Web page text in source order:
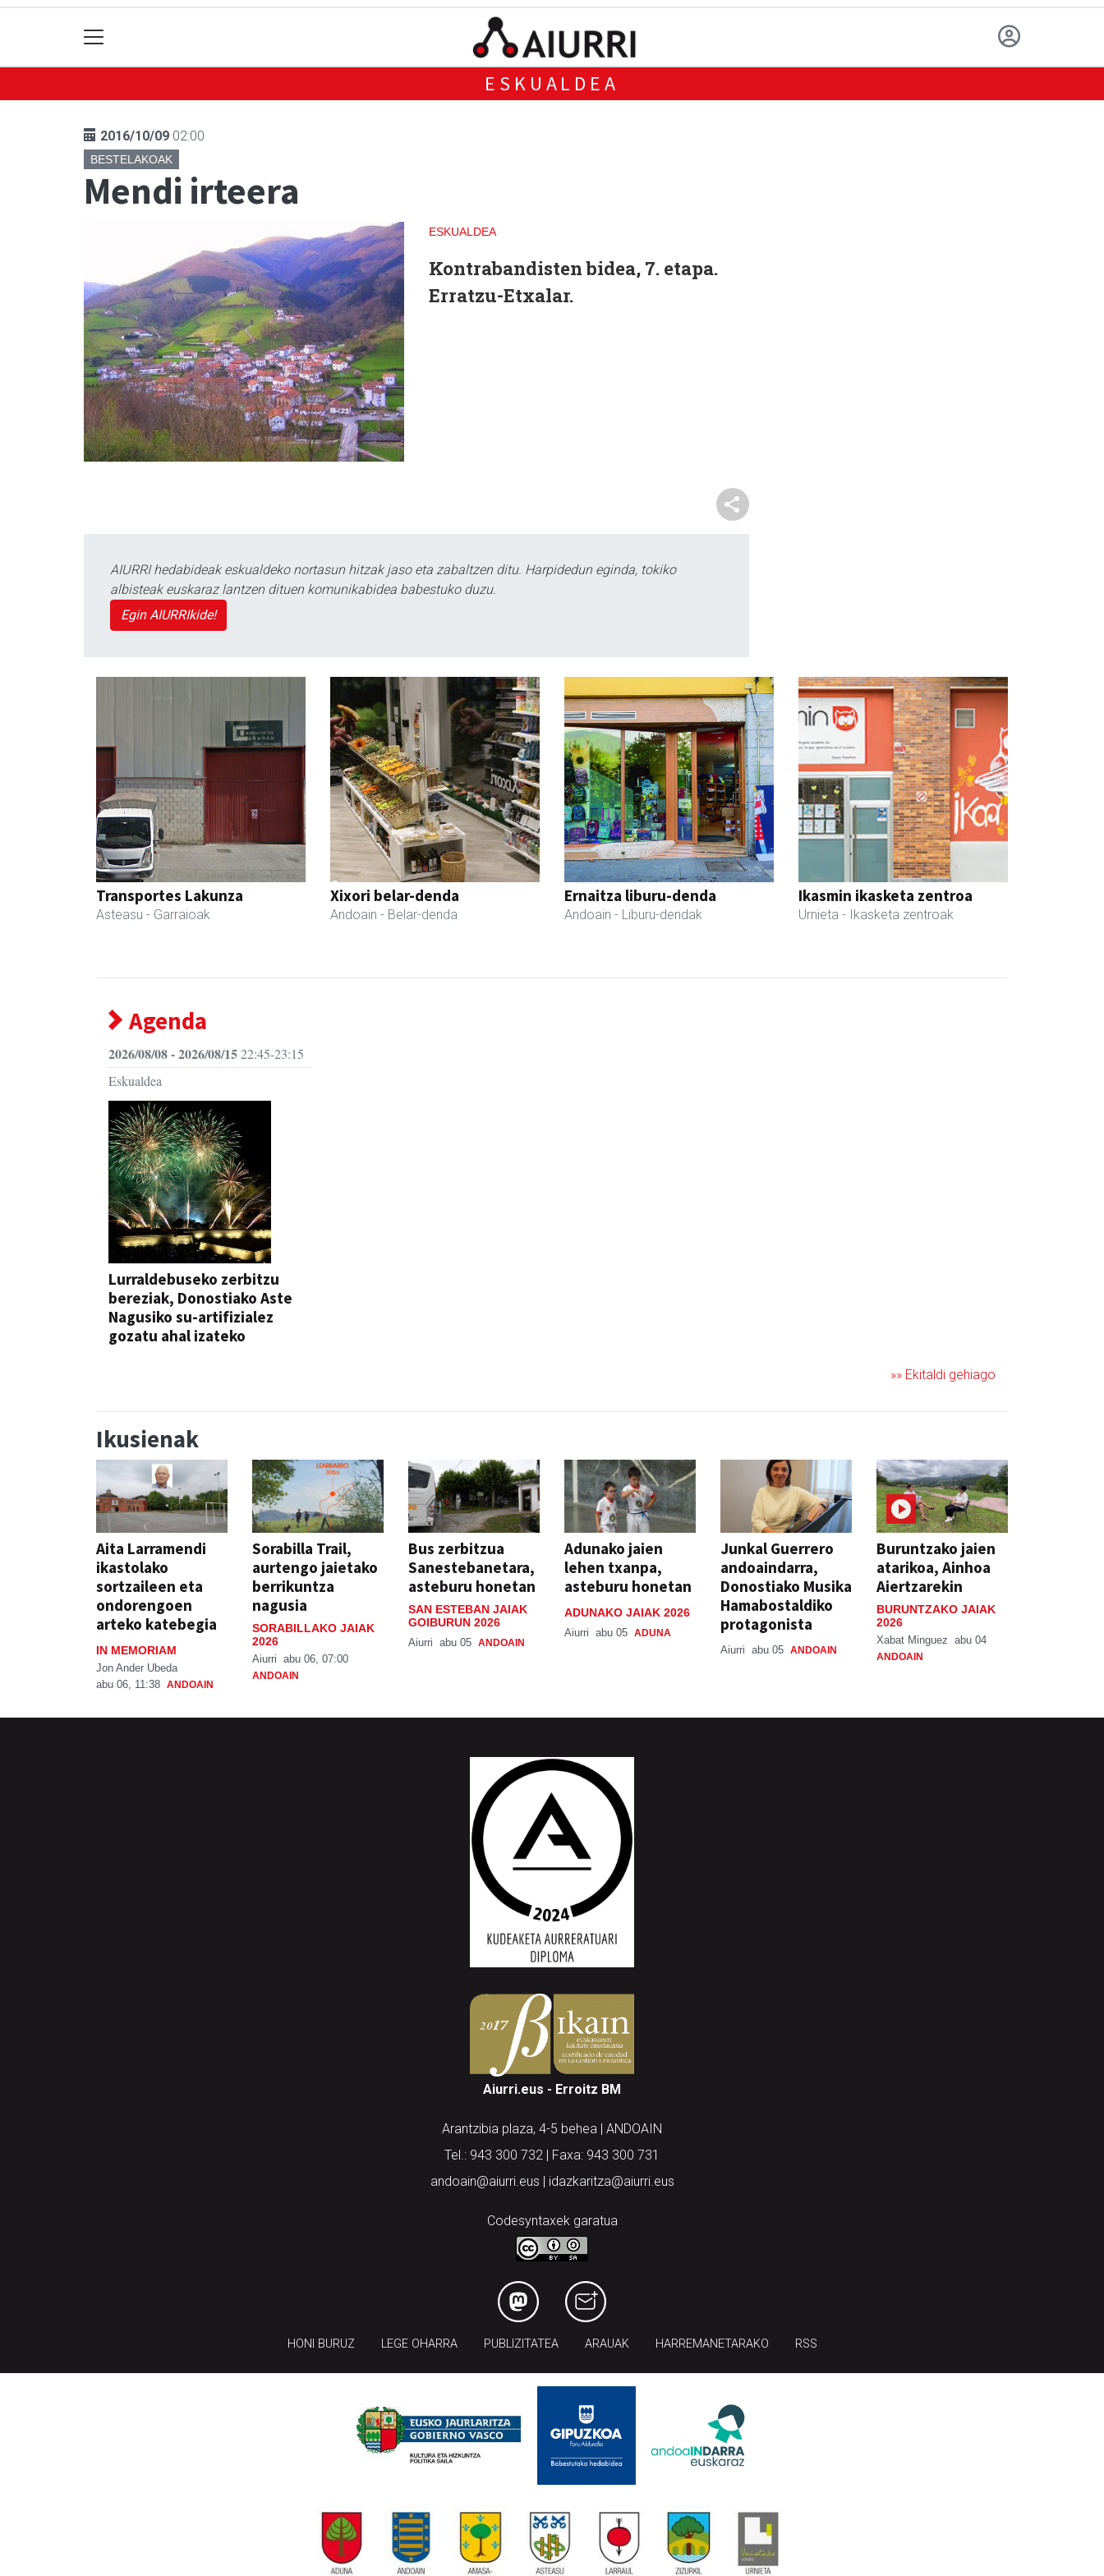
ESKUALDEA
2016/10/09 02:00
BESTELAKOAK
Mendi irteera
ESKUALDEA
Kontrabandisten bidea, 7. etapa.
Erratzu-Etxalar.
AIURRI hedabideak eskualdeko nortasun hitzak jaso eta zabaltzen ditu. Harpidedun eginda, tokiko
albisteak euskaraz lantzen dituen komunikabidea babestuko duzu.
Egin AIURRIkide!
Transportes Lakunza
Asteasu - Garraioak
Xixori belar-denda
Andoain - Belar-denda
Ernaitza liburu-denda
Andoain - Liburu-dendak
Ikasmin ikasketa zentroa
Urnieta - Ikasketa zentroak
Agenda
2026/08/08 - 2026/08/1522:45-23:15
Eskualdea
Lurraldebuseko zerbitzu
bereziak, Donostiako Aste
Nagusiko su-artifizialez
gozatu ahal izateko
»» Ekitaldi gehiago
Ikusienak
Aita Larramendi
ikastolako
sortzaileen eta
ondorengoen
arteko katebegia
IN MEMORIAM
Jon Ander Ubeda
abu 06, 11:38 ANDOAIN
Sorabilla Trail,
aurtengo jaietako
berrikuntza
nagusia
SORABILLAKO JAIAK
2026
Aiurri abu 06, 07:00
ANDOAIN
Bus zerbitzua
Sanestebanetara,
asteburu honetan
SAN ESTEBAN JAIAK
GOIBURUN 2026
Aiurri abu 05 ANDOAIN
Adunako jaien
lehen txanpa,
asteburu honetan
ADUNAKO JAIAK 2026
Aiurri abu 05 ADUNA
Junkal Guerrero
andoaindarra,
Donostiako Musika
Hamabostaldiko
protagonista
Aiurri abu 05 ANDOAIN
Buruntzako jaien
atarikoa, Ainhoa
Aiertzarekin
BURUNTZAKO JAIAK
2026
Xabat Minguez abu 04
ANDOAIN
Aiurri.eus - Erroitz BM
Arantzibia plaza, 4-5 behea | ANDOAIN
Tel.: 943 300 732 | Faxa: 943 300 731
andoain@aiurri.eus | idazkaritza@aiurri.eus
Codesyntaxek garatua
HONI BURUZ LEGE OHARRA PUBLIZITATEA ARAUAK HARREMANETARAKO RSS